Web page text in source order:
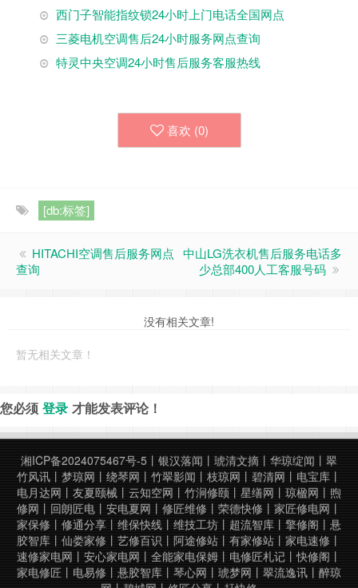
西门子智能指纹锁24小时上门电话全国网点
三菱电机空调售后24小时服务网点查询
特灵中央空调24小时售后服务客服热线
喜欢 (0)
[db:标签]
HITACHI空调售后服务网点
查询
中山LG洗衣机售后服务电话多
少总部400人工客服号码
没有相关文章!
暂无相关文章！
您必须 登录 才能发表评论！
湘ICP备2024075467号-5 丨 银汉落闻 丨 琥清文摘 丨 华琼绽闻 丨 翠
竹风讯 丨 梦琼网 丨 绕琴网 丨 竹翠影闻 丨 枝琼网 丨 碧清网 丨 电宝库 丨
电月达网 丨 友夏颐械 丨 云知空网 丨 竹涧修颐 丨 星缮网 丨 琼楹网 丨 煦
修网 丨 回朗匠电 丨 安电夏网 丨 修匠维修 丨 荣德快修 丨 家匠修电网 丨
家保修 丨 修通分享 丨 维保快线 丨 维技工坊 丨 超流智库 丨 擎修阁 丨 悬
胶智库 丨 仙娄家修 丨 艺修百识 丨 阿途修站 丨 有家修站 丨 家电速修 丨
速修家电网 丨 安心家电网 丨 全能家电保姆 丨 电修匠札记 丨快修阁 丨
家电修匠 丨 电易修 丨 悬胶智库 丨 琴心网 丨 琥梦网 丨 翠流逸讯 丨 醉琼